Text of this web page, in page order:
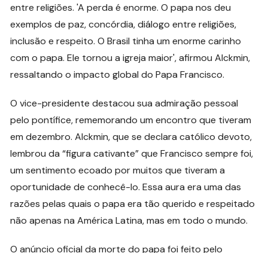
entre religiões. 'A perda é enorme. O papa nos deu
exemplos de paz, concórdia, diálogo entre religiões,
inclusão e respeito. O Brasil tinha um enorme carinho
com o papa. Ele tornou a igreja maior', afirmou Alckmin,
ressaltando o impacto global do Papa Francisco.
O vice-presidente destacou sua admiração pessoal
pelo pontífice, rememorando um encontro que tiveram
em dezembro. Alckmin, que se declara católico devoto,
lembrou da “figura cativante” que Francisco sempre foi,
um sentimento ecoado por muitos que tiveram a
oportunidade de conhecê-lo. Essa aura era uma das
razões pelas quais o papa era tão querido e respeitado
não apenas na América Latina, mas em todo o mundo.
O anúncio oficial da morte do papa foi feito pelo